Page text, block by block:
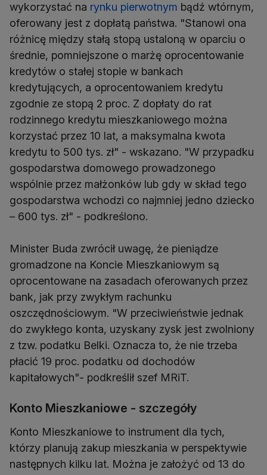
wykorzystać na rynku pierwotnym bądź wtórnym,
oferowany jest z dopłatą państwa. "Stanowi ona
różnicę między stałą stopą ustaloną w oparciu o
średnie, pomniejszone o marżę oprocentowanie
kredytów o stałej stopie w bankach
kredytujących, a oprocentowaniem kredytu
zgodnie ze stopą 2 proc. Z dopłaty do rat
rodzinnego kredytu mieszkaniowego można
korzystać przez 10 lat, a maksymalna kwota
kredytu to 500 tys. zł" - wskazano. "W przypadku
gospodarstwa domowego prowadzonego
wspólnie przez małżonków lub gdy w skład tego
gospodarstwa wchodzi co najmniej jedno dziecko
– 600 tys. zł" - podkreślono.
Minister Buda zwrócił uwagę, że pieniądze
gromadzone na Koncie Mieszkaniowym są
oprocentowane na zasadach oferowanych przez
bank, jak przy zwykłym rachunku
oszczędnościowym. "W przeciwieństwie jednak
do zwykłego konta, uzyskany zysk jest zwolniony
z tzw. podatku Belki. Oznacza to, że nie trzeba
płacić 19 proc. podatku od dochodów
kapitałowych"- podkreślił szef MRiT.
Konto Mieszkaniowe - szczegóły
Konto Mieszkaniowe to instrument dla tych,
którzy planują zakup mieszkania w perspektywie
następnych kilku lat. Można je założyć od 13 do